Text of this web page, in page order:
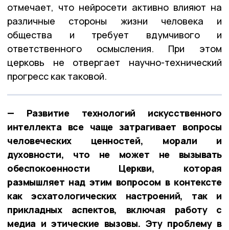
отмечает, что нейросети активно влияют на
различные стороны жизни человека и
общества и требует вдумчивого и
ответственного осмысления. При этом
церковь не отвергает научно-технический
прогресс как таковой.
— Развитие технологий искусственного
интеллекта все чаще затрагивает вопросы
человеческих ценностей, морали и
духовности, что не может не вызывать
обеспокоенности Церкви, которая
размышляет над этим вопросом в контексте
как эсхатологических настроений, так и
прикладных аспектов, включая работу с
медиа и этические вызовы. Эту проблему в